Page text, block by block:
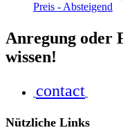
Preis - Absteigend
Anregung oder
wissen!
contact
Nützliche Links